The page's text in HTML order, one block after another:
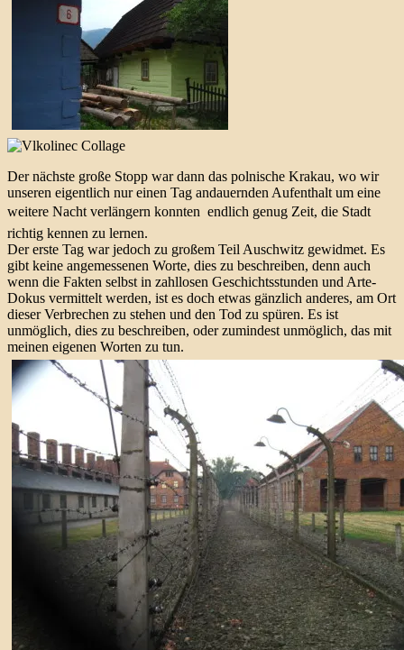
Der nächste große Stopp war dann das polnische Krakau, wo wir
unseren eigentlich nur einen Tag andauernden Aufenthalt um eine
weitere Nacht verlängern konnten  endlich genug Zeit, die Stadt
richtig kennen zu lernen.
Der erste Tag war jedoch zu großem Teil Auschwitz gewidmet. Es
gibt keine angemessenen Worte, dies zu beschreiben, denn auch
wenn die Fakten selbst in zahllosen Geschichtsstunden und Arte-
Dokus vermittelt werden, ist es doch etwas gänzlich anderes, am Ort
dieser Verbrechen zu stehen und den Tod zu spüren. Es ist
unmöglich, dies zu beschreiben, oder zumindest unmöglich, das mit
meinen eigenen Worten zu tun.